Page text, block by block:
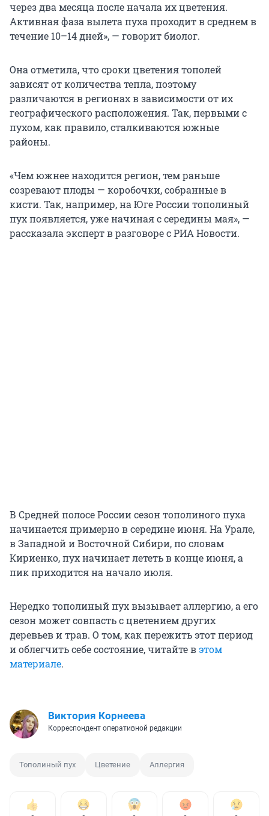
через два месяца после начала их цветения.
Активная фаза вылета пуха проходит в среднем в
течение 10–14 дней», — говорит биолог.
Она отметила, что сроки цветения тополей
зависят от количества тепла, поэтому
различаются в регионах в зависимости от их
географического расположения. Так, первыми с
пухом, как правило, сталкиваются южные
районы.
«Чем южнее находится регион, тем раньше
созревают плоды — коробочки, собранные в
кисти. Так, например, на Юге России тополиный
пух появляется, уже начиная с середины мая», —
рассказала эксперт в разговоре с РИА Новости.
В Средней полосе России сезон тополиного пуха
начинается примерно в середине июня. На Урале,
в Западной и Восточной Сибири, по словам
Кириенко, пух начинает лететь в конце июня, а
пик приходится на начало июля.
Нередко тополиный пух вызывает аллергию, а его
сезон может совпасть с цветением других
деревьев и трав. О том, как пережить этот период
и облегчить себе состояние, читайте вэтом
материале.
Виктория Корнеева
Корреспондент оперативной редакции
Тополиный пух Цветение Аллергия